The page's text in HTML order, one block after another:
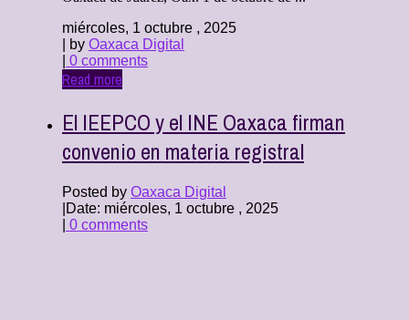
miércoles, 1 octubre , 2025
| by Oaxaca Digital
0 comments
Read more
El IEEPCO y el INE Oaxaca firman
convenio en materia registral
Posted by Oaxaca Digital
Date: miércoles, 1 octubre , 2025
0 comments